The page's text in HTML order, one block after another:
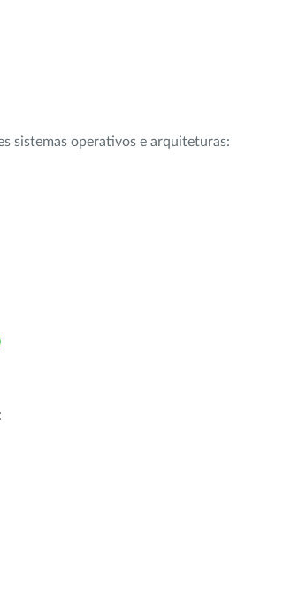
sistemas operativos e arquiteturas:
: